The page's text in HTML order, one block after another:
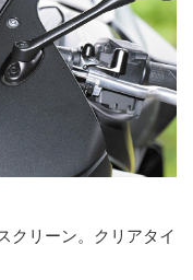
クリーン。クリアタイ